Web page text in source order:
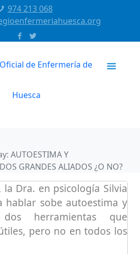
974 213 068
AUTOESTIMA Y
GRANDES ALIADOS ¿O NO?
la Dra. en psicología Silvia
hablar sobe autoestima y
dos herramientas que
pero no en todos los